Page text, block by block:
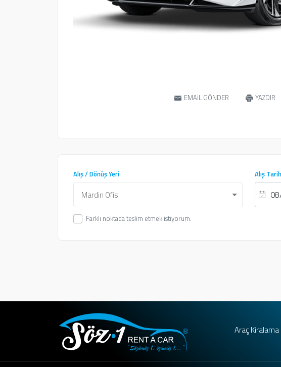
EMAİL GÖNDER YAZDIR
Alış / Dönüş Yeri
Mardin Ofis
Alış
Farklı noktada teslim etmek istiyorum.
Araç Kiralama